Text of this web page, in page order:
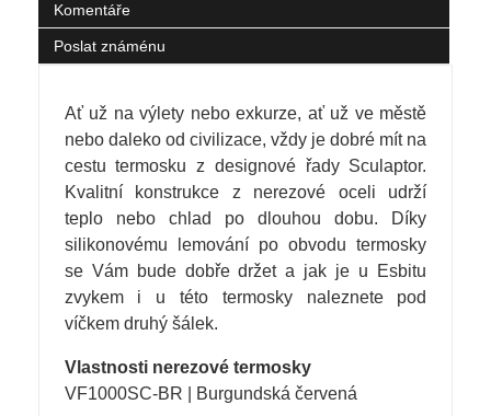
Komentáře
Poslat známénu
Ať už na výlety nebo exkurze, ať už ve městě
nebo daleko od civilizace, vždy je dobré mít na
cestu termosku z designové řady Sculaptor.
Kvalitní konstrukce z nerezové oceli udrží
teplo nebo chlad po dlouhou dobu. Díky
silikonovému lemování po obvodu termosky
se Vám bude dobře držet a jak je u Esbitu
zvykem i u této termosky naleznete pod
víčkem druhý šálek.
Vlastnosti nerezové termosky
VF1000SC-BR | Burgundská červená